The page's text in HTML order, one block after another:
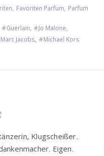
, Favoriten Parfum, Parfum
Guerlain, Jo Malone,
Marc Jacobs, Michael Kors
Klugscheißer.
Eigen.